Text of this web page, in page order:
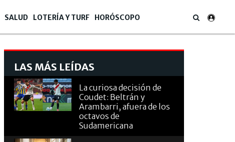
SALUD LOTERÍA Y TURF HORÓSCOPO
LAS MÁS LEÍDAS
La curiosa decisión de
Coudet: Beltrán y
Arambarri, afuera de los
octavos de
Sudamericana